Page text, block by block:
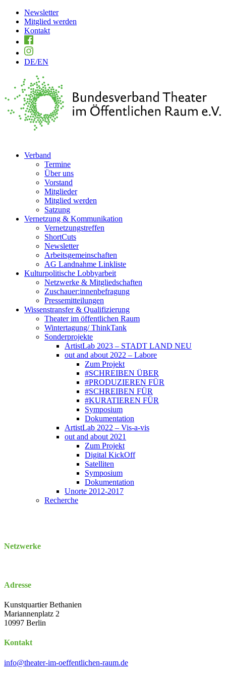
Newsletter
Mitglied werden
Kontakt
DE/EN
Verband
Termine
Über uns
Vorstand
Mitglieder
Mitglied werden
Satzung
Vernetzung & Kommunikation
Vernetzungstreffen
ShortCuts
Newsletter
Arbeitsgemeinschaften
AG Landnahme Linkliste
Kulturpolitische Lobbyarbeit
Netzwerke & Mitgliedschaften
Zuschauer:innenbefragung
Pressemitteilungen
Wissenstransfer & Qualifizierung
Theater im öffentlichen Raum
Wintertagung/ ThinkTank
Sonderprojekte
ArtistLab 2023 – STADT LAND NEU
out and about 2022 – Labore
Zum Projekt
#SCHREIBEN ÜBER
#PRODUZIEREN FÜR
#SCHREIBEN FÜR
#KURATIEREN FÜR
Symposium
Dokumentation
ArtistLab 2022 – Vis-a-vis
out and about 2021
Zum Projekt
Digital KickOff
Satelliten
Symposium
Dokumentation
Unorte 2012-2017
Recherche
Netzwerke
Adresse
Kunstquartier Bethanien
Mariannenplatz 2
10997 Berlin
Kontakt
info@theater-im-oeffentlichen-raum.de